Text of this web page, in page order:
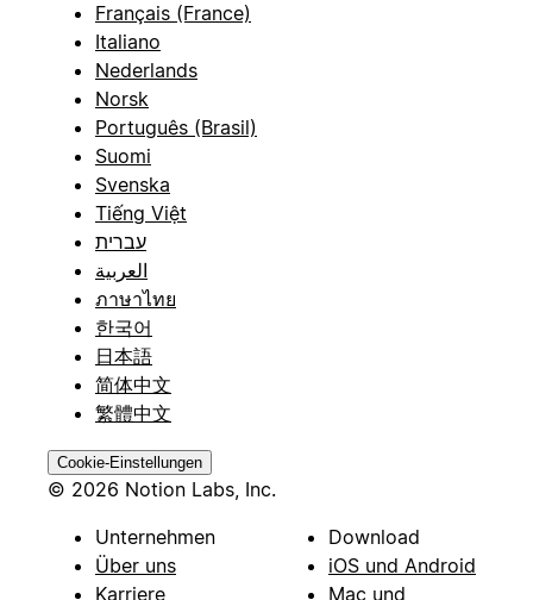
Français (France)
Italiano
Nederlands
Norsk
Português (Brasil)
Suomi
Svenska
Tiếng Việt
עברית
العربية
ภาษาไทย
한국어
日本語
简体中文
繁體中文
Cookie-Einstellungen
© 2026 Notion Labs, Inc.
Unternehmen
Über uns
Karriere
Download
iOS und Android
Mac und